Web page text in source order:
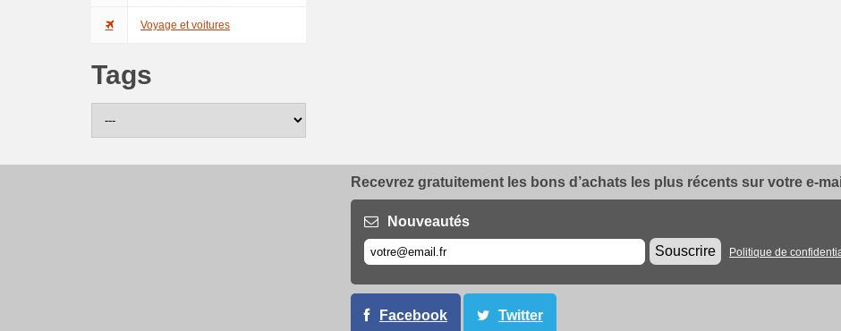
Voyage et voitures
Tags
Recevrez gratuitement les bons d’achats les plus récents sur votre e-
Nouveautés
Souscrire
Politique de
Facebook Twitter